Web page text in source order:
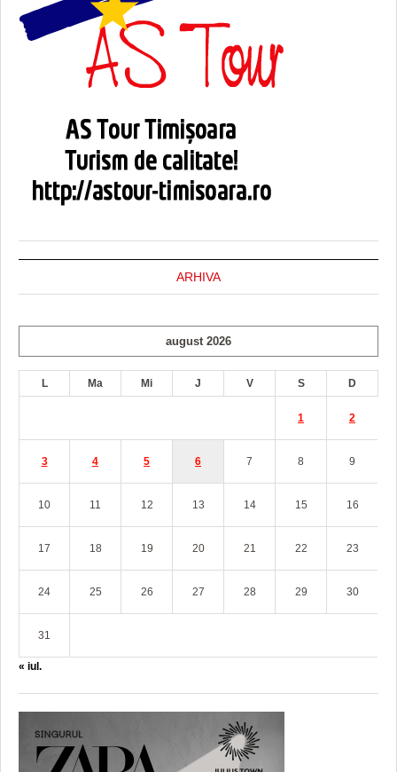
ARHIVA
august 2026
L Ma Mi J V S D
1 2
3 4 5 6 7 8 9
10 11 12 13 14 15 16
17 18 19 20 21 22 23
24 25 26 27 28 29 30
31
« iul.